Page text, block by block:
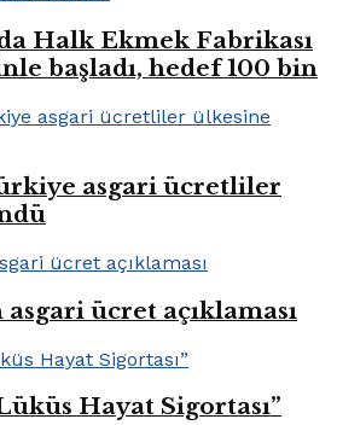
Halk Ekmek Fabrikası
başladı, hedef 100 bin
asgari ücretliler
asgari ücret açıklaması
Hayat Sigortası”